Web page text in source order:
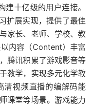
十亿级的用户连接。
扩展实现，提供了最佳
家长、老师、学校、教
内容（Content）丰富
腾讯积累了游戏影音等
教学，实现多元化学教
清视频直播的编解码能
课堂等场景。游戏能力